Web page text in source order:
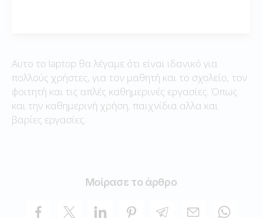
Αυτο το laptop θα λέγαμε ότι είναι ιδανικό για
πολλούς χρήστες, για τον μαθητή και το σχολείο, τον
φοιτητή και τις απλές καθημερινές εργασίες. Όπως
και την καθημερινή χρήση, παιχνίδια αλλα και
βαρίες εργασίες.
Μοίρασε το άρθρο